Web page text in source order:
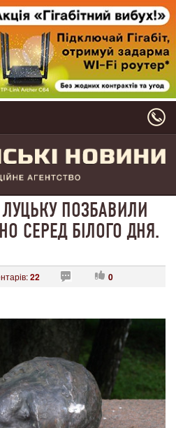
ПОЗБАВИЛИ
СЕРЕД БІЛОГО ДНЯ.
22 0